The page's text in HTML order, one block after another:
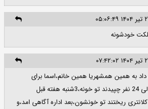
خودشونه
به همین همشهریا همین خانم،اسما برای
خانواده4نفره اجاره کردند،ولی 24 نفر چپیدند تو خونه،3شنبه هفته قبل
کلانتری ریختند تو خونشون،بعد اداره آگاهی امد،و